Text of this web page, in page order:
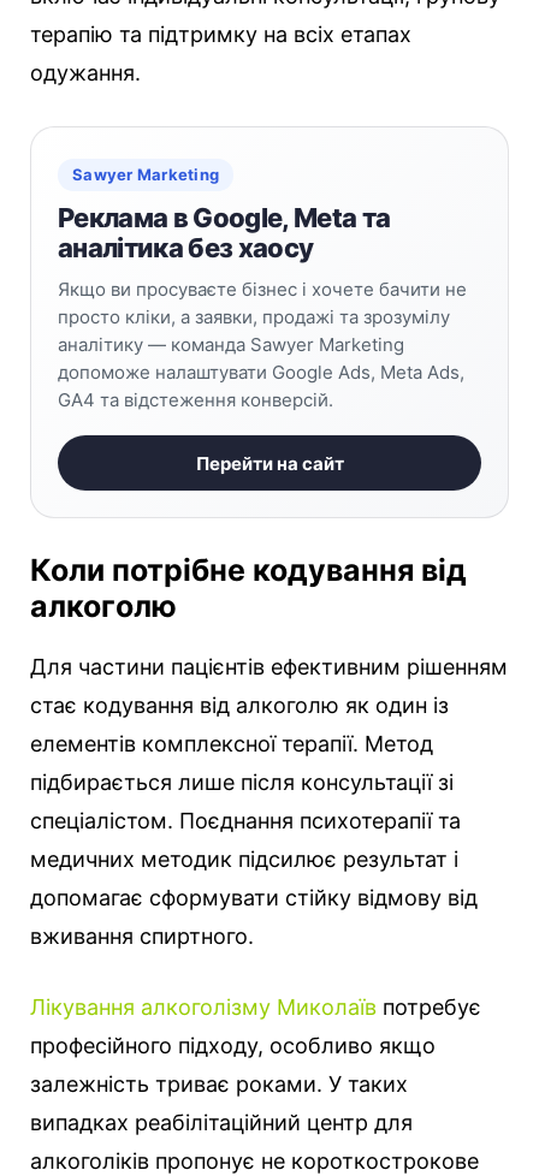
терапію та підтримку на всіх етапах
одужання.
Sawyer Marketing
Реклама в Google, Meta та
аналітика без хаосу
Якщо ви просуваєте бізнес і хочете бачити не
просто кліки, а заявки, продажі та зрозумілу
аналітику — команда Sawyer Marketing
допоможе налаштувати Google Ads, Meta Ads,
GA4 та відстеження конверсій.
Перейти на сайт
Коли потрібне кодування від
алкоголю
Для частини пацієнтів ефективним рішенням
стає кодування від алкоголю як один із
елементів комплексної терапії. Метод
підбирається лише після консультації зі
спеціалістом. Поєднання психотерапії та
медичних методик підсилює результат і
допомагає сформувати стійку відмову від
вживання спиртного.
Лікування алкоголізму Миколаїв потребує
професійного підходу, особливо якщо
залежність триває роками. У таких
випадках реабілітаційний центр для
алкоголіків пропонує не короткострокове